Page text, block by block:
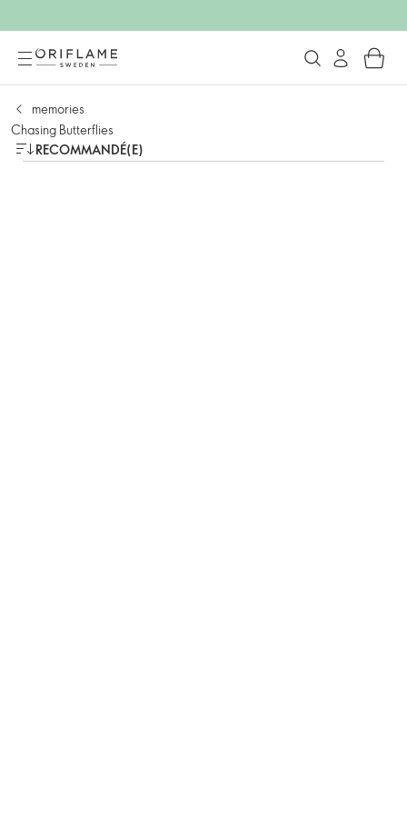
memories
Chasing Butterflies
RECOMMANDÉ(E)